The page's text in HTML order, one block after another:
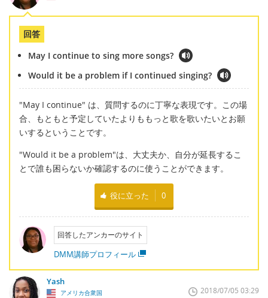
回答
May I continue to sing more songs?
Would it be a problem if I continued singing?
"May I continue" は、質問するのに丁寧な表現です。この場
合、もともと予定していたよりももっと歌を歌いたいとお願
いするということです。
"Would it be a problem"は、大丈夫か、自分が延長するこ
とで誰も困らないか確認するのに使うことができます。
役に立った 0
回答したアンカーのサイト
DMM講師プロフィール
Yash
アメリカ合衆国 2018/07/05 03:29